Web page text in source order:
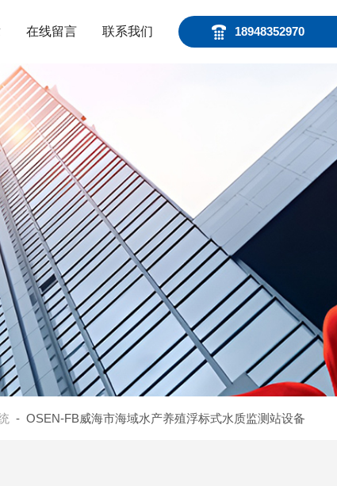
18948352970
在线留言 联系我们
- OSEN-FB威海市海域水产养殖浮标式水质监测站设备